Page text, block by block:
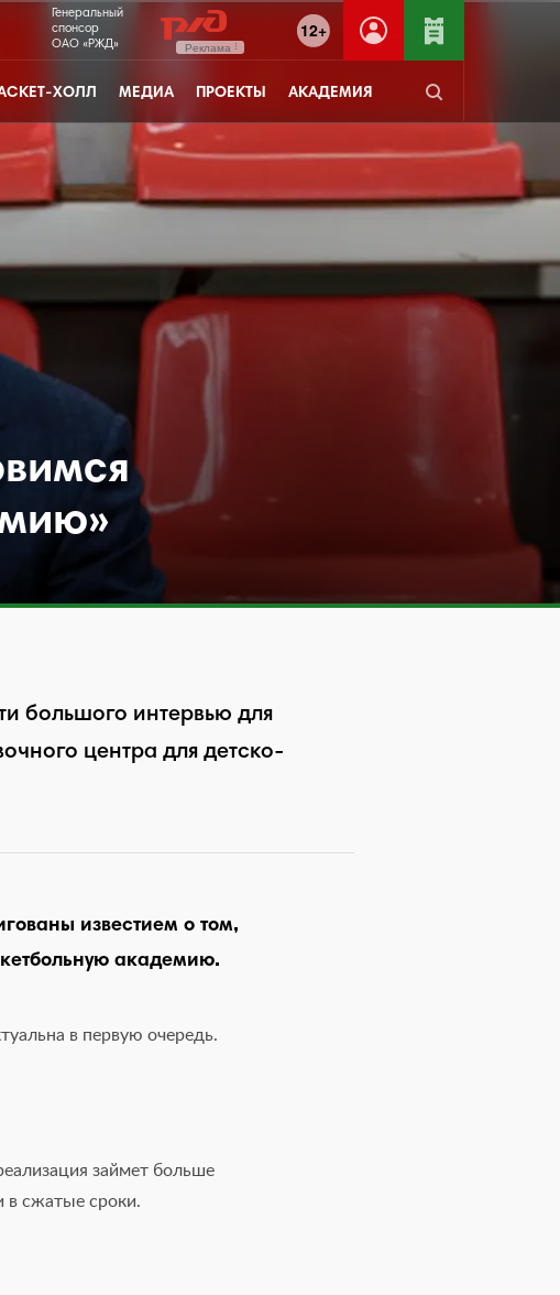
12+
Генеральный
спонсор
ОАО «РЖД»
Реклама
ХОЛЛ МЕДИА ПРОЕКТЫ АКАДЕМИЯ
большого интервью для
центра для детско-
известием о том,
академию.
в первую очередь.
займет больше
в сжатые сроки.